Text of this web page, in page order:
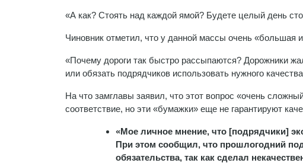
«А как? Стоять над каждой ямой? Будете целый день
Чиновник отметил, что у данной массы очень «большая
«Почему дороги так быстро рассыпаются? Дорожники
или обязать подрядчиков использовать нужного
На что замглавы заявил, что этот вопрос «очень
соответствие, но эти «бумажки» еще не гарантируют
«Мое личное мнение, что [подрядчики]
При этом сообщил, что прошлогодний
обязательства, так как сделал